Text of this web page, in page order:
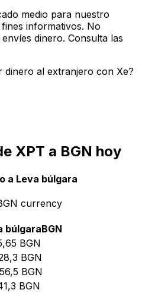
medio para nuestro
informativos. No
dinero. Consulta las
dinero al extranjero con Xe?
XPT a BGN hoy
a Leva búlgara
currency
búlgaraBGN
BGN
BGN
BGN
BGN